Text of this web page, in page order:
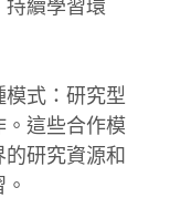
續學習環
式：研究型
。這些合作模
研究資源和